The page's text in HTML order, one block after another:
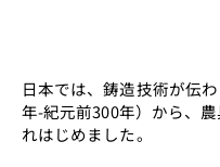
日本では、鋳造技術が伝
年-紀元前300年）から、
れはじめました。